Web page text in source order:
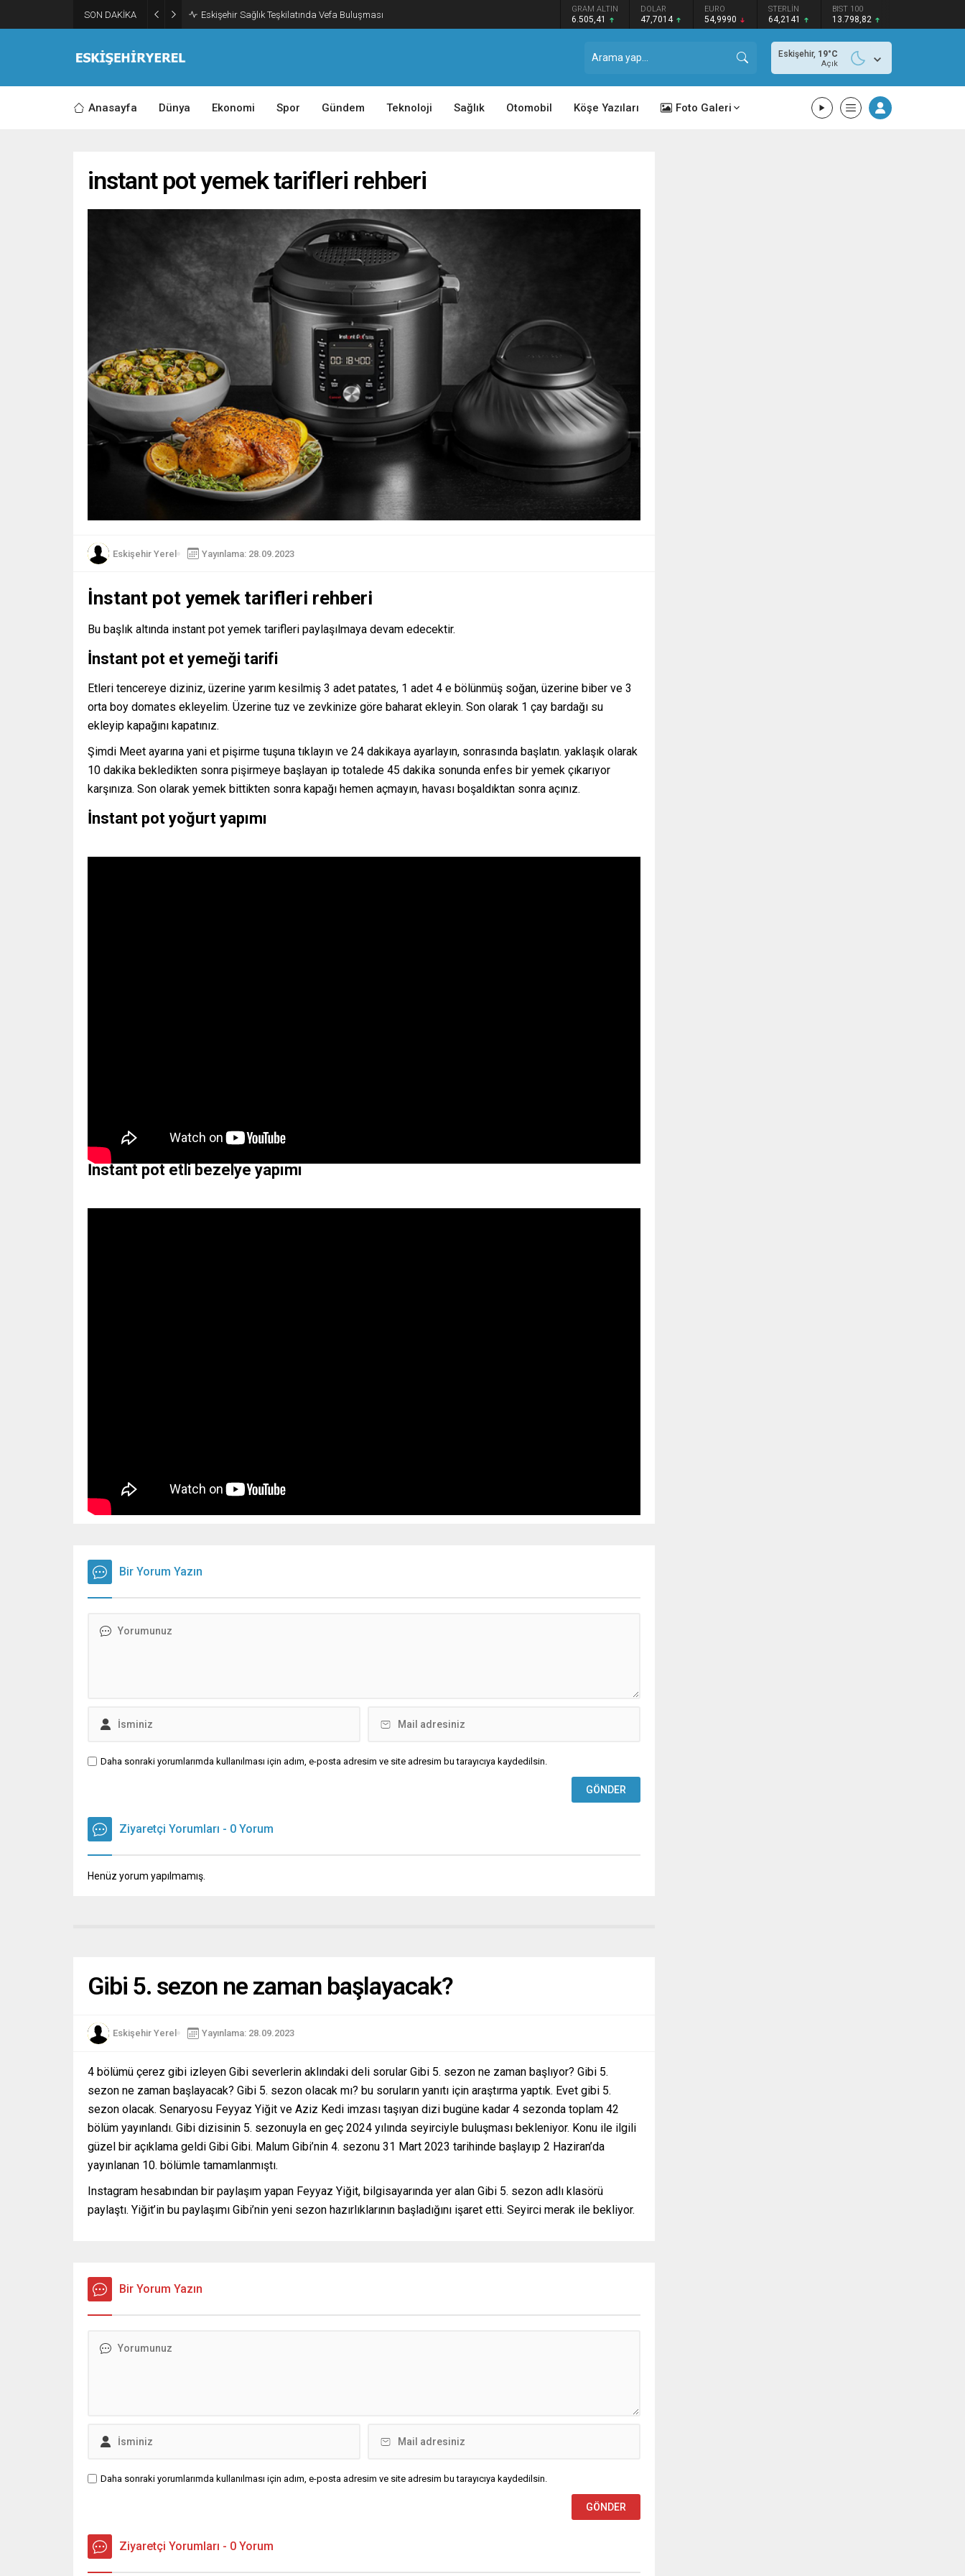
SON DAKİKA Eskişehir Sağlık Teşkilatında Vefa Buluşması GRAM ALTIN
6.505,41
DOLAR
47,7014
EURO
54,9990
STERLİN
64,2141
BIST 100
13.798,82
Eskişehir, 19°C
Açık
Anasayfa Dünya Ekonomi Spor Gündem Teknoloji Sağlık Otomobil Köşe Yazıları Foto Galeri
instant pot yemek tarifleri rehberi
Eskişehir Yerel Yayınlama: 28.09.2023
İnstant pot yemek tarifleri rehberi
Bu başlık altında instant pot yemek tarifleri paylaşılmaya devam edecektir.
İnstant pot et yemeği tarifi
Etleri tencereye diziniz, üzerine yarım kesilmiş 3 adet patates, 1 adet 4 e bölünmüş soğan, üzerine biber ve 3
orta boy domates ekleyelim. Üzerine tuz ve zevkinize göre baharat ekleyin. Son olarak 1 çay bardağı su
ekleyip kapağını kapatınız.
Şimdi Meet ayarına yani et pişirme tuşuna tıklayın ve 24 dakikaya ayarlayın, sonrasında başlatın. yaklaşık olarak
10 dakika bekledikten sonra pişirmeye başlayan ip totalede 45 dakika sonunda enfes bir yemek çıkarıyor
karşınıza. Son olarak yemek bittikten sonra kapağı hemen açmayın, havası boşaldıktan sonra açınız.
İnstant pot yoğurt yapımı
İnstant pot etli bezelye yapımı
Bir Yorum Yazın
Daha sonraki yorumlarımda kullanılması için adım, e-posta adresim ve site adresim bu tarayıcıya kaydedilsin.
Ziyaretçi Yorumları - 0 Yorum
Henüz yorum yapılmamış.
Gibi 5. sezon ne zaman başlayacak?
Eskişehir Yerel Yayınlama: 28.09.2023
4 bölümü çerez gibi izleyen Gibi severlerin aklındaki deli sorular Gibi 5. sezon ne zaman başlıyor? Gibi 5.
sezon ne zaman başlayacak? Gibi 5. sezon olacak mı? bu soruların yanıtı için araştırma yaptık. Evet gibi 5.
sezon olacak. Senaryosu Feyyaz Yiğit ve Aziz Kedi imzası taşıyan dizi bugüne kadar 4 sezonda toplam 42
bölüm yayınlandı. Gibi dizisinin 5. sezonuyla en geç 2024 yılında seyirciyle buluşması bekleniyor. Konu ile ilgili
güzel bir açıklama geldi Gibi Gibi. Malum Gibi’nin 4. sezonu 31 Mart 2023 tarihinde başlayıp 2 Haziran’da
yayınlanan 10. bölümle tamamlanmıştı.
Instagram hesabından bir paylaşım yapan Feyyaz Yiğit, bilgisayarında yer alan Gibi 5. sezon adlı klasörü
paylaştı. Yiğit’in bu paylaşımı Gibi’nin yeni sezon hazırlıklarının başladığını işaret etti. Seyirci merak ile bekliyor.
Bir Yorum Yazın
Daha sonraki yorumlarımda kullanılması için adım, e-posta adresim ve site adresim bu tarayıcıya kaydedilsin.
Ziyaretçi Yorumları - 0 Yorum